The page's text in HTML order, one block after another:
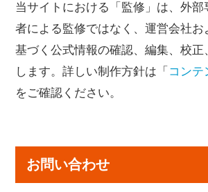
当サイトにおける「監修」は、外部
者による監修ではなく、運営会社お
基づく公式情報の確認、編集、校正
します。詳しい制作方針は「 コンテ
をご確認ください。
お問い合わせ